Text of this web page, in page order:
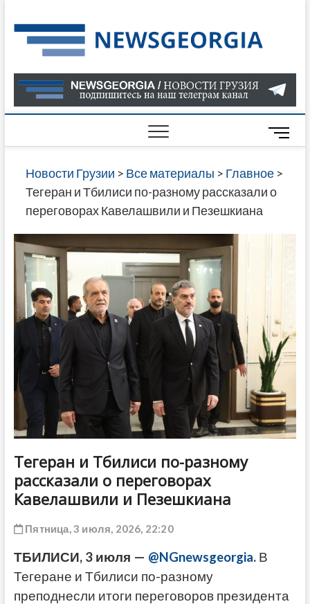
to
content
О
В
ГРУЗИИ
САЙТЕ
M
e
n
u
Новости Грузии > Все материалы > Главное>
Тегеран и Тбилиси по-разному рассказали о
переговорах Кавелашвили и Пезешкиана
Тегеран и Тбилиси по-разному
рассказали о переговорах
Кавелашвили и Пезешкиана
Пятница, 3 июля, 2026, 22:20
ТБИЛИСИ, 3 июля — @NGnewsgeorgia.В
Тегеране и Тбилиси по-разному
преподнесли итоги переговоров президента